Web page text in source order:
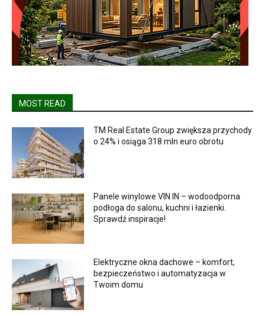
MOST READ
TM Real Estate Group zwiększa przychody
o 24% i osiąga 318 mln euro obrotu
Panele winylowe VIN IN – wodoodporna
podłoga do salonu, kuchni i łazienki.
Sprawdź inspiracje!
Elektryczne okna dachowe – komfort,
bezpieczeństwo i automatyzacja w
Twoim domu